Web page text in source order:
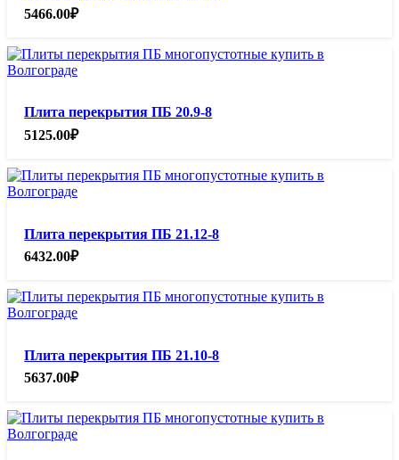
5466.00₽
Плита перекрытия ПБ 20.9-8
5125.00₽
Плита перекрытия ПБ 21.12-8
6432.00₽
Плита перекрытия ПБ 21.10-8
5637.00₽